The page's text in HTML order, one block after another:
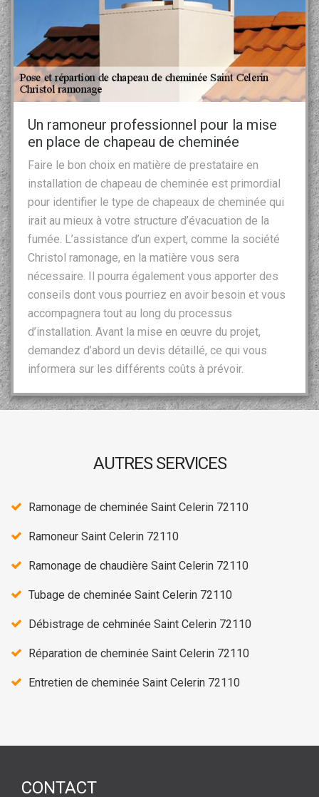
Un ramoneur professionnel pour la mise
en place de chapeau de cheminée
Faire le bon choix en matière de prestataire en
installation de chapeau de cheminée est primordial
pour identifier le type de chapeaux de cheminée qui
irait au mieux à votre structure d’évacuation de la
fumée. L’assistance d’un expert, comme la société
Christol ramonage, en la matière vous sera
nécessaire. Il pourra également vous apporter des
conseils dont vous pourriez en avoir besoin et vous
accompagnera tout au long du processus
d’installation. Avant la mise en œuvre du projet,
demandez d’abord un devis détaillé, ce qui vous
informera sur les différents coûts à prévoir.
AUTRES SERVICES
Ramonage de cheminée Saint Celerin 72110
Ramoneur Saint Celerin 72110
Ramonage de chaudière Saint Celerin 72110
Tubage de cheminée Saint Celerin 72110
Débistrage de cehminée Saint Celerin 72110
Réparation de cheminée Saint Celerin 72110
Entretien de cheminée Saint Celerin 72110
CONTACT